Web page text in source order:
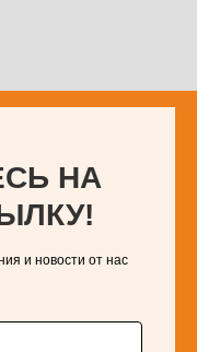
НА
и новости от нас